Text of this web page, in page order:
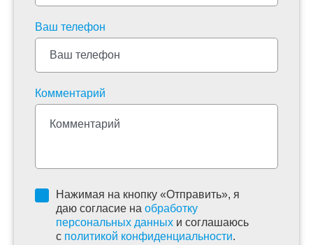
Ваш телефон
Комментарий
Нажимая на кнопку «Отправить», я
даю согласие на обработку
персональных данных и соглашаюсь
c политикой конфиденциальности.